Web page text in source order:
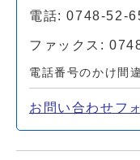
電話: 0748-52-
ファックス:
電話番号のかけ間
お問い合わせフ